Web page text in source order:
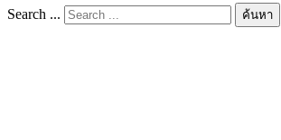
Search ... ค้นหา